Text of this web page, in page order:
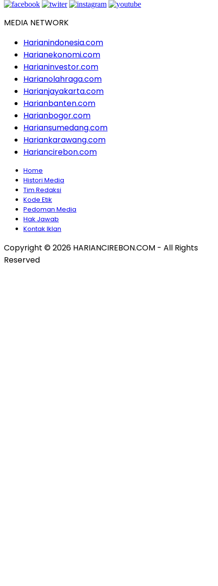
MEDIA NETWORK
Harianindonesia.com
Harianekonomi.com
Harianinvestor.com
Harianolahraga.com
Harianjayakarta.com
Harianbanten.com
Harianbogor.com
Hariansumedang.com
Hariankarawang.com
Hariancirebon.com
Home
Histori Media
Tim Redaksi
Kode Etik
Pedoman Media
Hak Jawab
Kontak Iklan
Copyright © 2026 HARIANCIREBON.COM - All Rights
Reserved